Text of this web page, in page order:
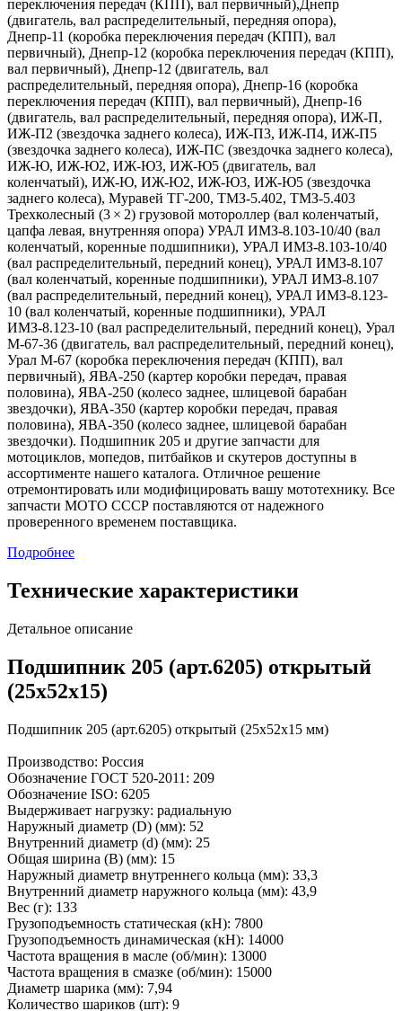
переключения передач (КПП), вал первичный),Днепр
(двигатель, вал распределительный, передняя опора),
Днепр-11 (коробка переключения передач (КПП), вал
первичный), Днепр-12 (коробка переключения передач (КПП),
вал первичный), Днепр-12 (двигатель, вал
распределительный, передняя опора), Днепр-16 (коробка
переключения передач (КПП), вал первичный), Днепр-16
(двигатель, вал распределительный, передняя опора), ИЖ-П,
ИЖ-П2 (звездочка заднего колеса), ИЖ-П3, ИЖ-П4, ИЖ-П5
(звездочка заднего колеса), ИЖ-ПС (звездочка заднего колеса),
ИЖ-Ю, ИЖ-Ю2, ИЖ-Ю3, ИЖ-Ю5 (двигатель, вал
коленчатый), ИЖ-Ю, ИЖ-Ю2, ИЖ-Ю3, ИЖ-Ю5 (звездочка
заднего колеса), Муравей ТГ-200, ТМЗ-5.402, ТМЗ-5.403
Трехколесный (3 × 2) грузовой мотороллер (вал коленчатый,
цапфа левая, внутренняя опора) УРАЛ ИМЗ-8.103-10/40 (вал
коленчатый, коренные подшипники), УРАЛ ИМЗ-8.103-10/40
(вал распределительный, передний конец), УРАЛ ИМЗ-8.107
(вал коленчатый, коренные подшипники), УРАЛ ИМЗ-8.107
(вал распределительный, передний конец), УРАЛ ИМЗ-8.123-
10 (вал коленчатый, коренные подшипники), УРАЛ
ИМЗ-8.123-10 (вал распределительный, передний конец), Урал
М-67-36 (двигатель, вал распределительный, передний конец),
Урал М-67 (коробка переключения передач (КПП), вал
первичный), ЯВА-250 (картер коробки передач, правая
половина), ЯВА-250 (колесо заднее, шлицевой барабан
звездочки), ЯВА-350 (картер коробки передач, правая
половина), ЯВА-350 (колесо заднее, шлицевой барабан
звездочки). Подшипник 205 и другие запчасти для
мотоциклов, мопедов, питбайков и скутеров доступны в
ассортименте нашего каталога. Отличное решение
отремонтировать или модифицировать вашу мототехнику. Все
запчасти МОТО СССР поставляются от надежного
проверенного временем поставщика.
Подробнее
Технические характеристики
Детальное описание
Подшипник 205 (арт.6205) открытый
(25x52x15)
Подшипник 205 (арт.6205) открытый (25x52x15 мм)
Производство: Россия
Обозначение ГОСТ 520-2011: 209
Обозначение ISO: 6205
Выдерживает нагрузку: радиальную
Наружный диаметр (D) (мм): 52
Внутренний диаметр (d) (мм): 25
Общая ширина (B) (мм): 15
Наружный диаметр внутреннего кольца (мм): 33,3
Внутренний диаметр наружного кольца (мм): 43,9
Вес (г): 133
Грузоподъемность статическая (кH): 7800
Грузоподъемность динамическая (кH): 14000
Частота вращения в масле (об/мин): 13000
Частота вращения в смазке (об/мин): 15000
Диаметр шарика (мм): 7,94
Количество шариков (шт): 9